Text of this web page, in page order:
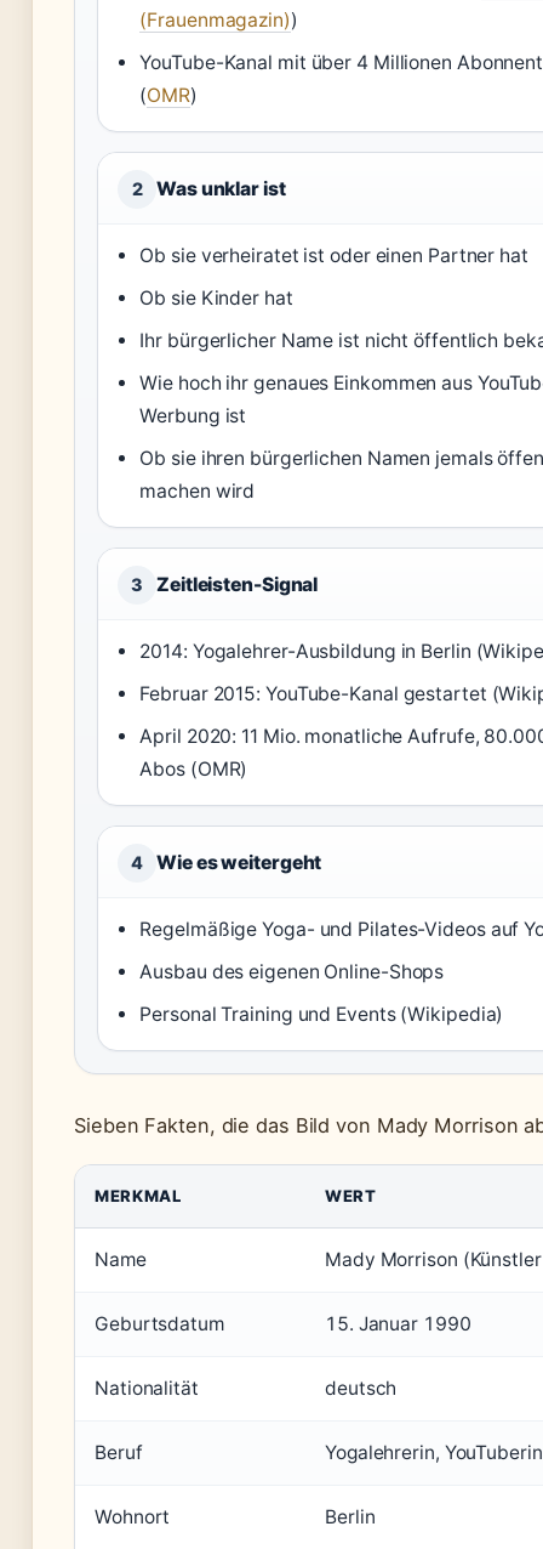
(Frauenmagazin))
YouTube-Kanal mit über 4 Millionen
(OMR)
2 Was unklar ist
Ob sie verheiratet ist oder einen Partner hat
Ob sie Kinder hat
Ihr bürgerlicher Name ist nicht öffentlich
Wie hoch ihr genaues Einkommen aus
Werbung ist
Ob sie ihren bürgerlichen Namen jemals
machen wird
3 Zeitleisten-Signal
2014: Yogalehrer-Ausbildung in Berlin
Februar 2015: YouTube-Kanal gestartet
April 2020: 11 Mio. monatliche Aufrufe,
Abos (OMR)
4 Wie es weitergeht
Regelmäßige Yoga- und Pilates-Videos auf
Ausbau des eigenen Online-Shops
Personal Training und Events (Wikipedia)
Sieben Fakten, die das Bild von Mady Morrison
MERKMAL WERT
Name Mady Morrison
Geburtsdatum 15. Januar 1990
Nationalität deutsch
Beruf Yogalehrerin,
Wohnort Berlin